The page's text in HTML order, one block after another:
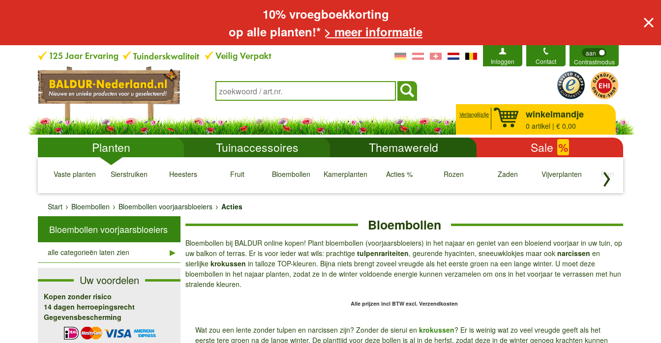
10% vroegboekkorting
op alle planten!* > meer informatie
Inloggen Contact
aan
Contrastmodus
Verlanglijstje winkelmandje
0 artikel | € 0,00
Planten Tuinaccessoires Themawereld Sale %
Vaste planten
↓
Sierstruiken
↓
Heesters
↓
Fruit
↓
Bloembollen
↓
Kamerplanten
↓
Acties %
↓
Rozen
↓
Zaden
↓
Vijverplanten
↓
Rariteiten
↓
Start
Bloembollen Bloembollen voorjaarsbloeiers Acties
Bloembollen
Bloembollen bij BALDUR online kopen! Plant bloembollen (voorjaarsbloeiers) in het najaar en geniet van een bloeiend voorjaar in uw tuin, op
uw balkon of terras. Er is voor ieder wat wils: prachtige tulpenrariteiten, geurende hyacinten, sneeuwklokjes maar ook narcissen en
sierlijke krokussen in talloze TOP-kleuren. Bijna niets brengt zoveel vreugde als het eerste groen na een lange winter. U moet deze
bloembollen in het najaar planten, zodat ze in de winter voldoende energie kunnen verzamelen om ons in het voorjaar te verrassen met hun
stralende kleuren.
Alle prijzen incl BTW excl. Verzendkosten
Wat zou een lente zonder tulpen en narcissen zijn? Zonder de sierui en krokussen? Er is weinig wat zo veel vreugde geeft als het
eerste tere groen na de lange winter. De planttijd voor deze bollen is al in de herfst, zodat deze in de winter genoeg krachten kunnen
Bloembollen voorjaarsbloeiers
alle categorieën laten zien
Uw voordelen
Kopen zonder risico
14 dagen herroepingsrecht
Gegevensbescherming